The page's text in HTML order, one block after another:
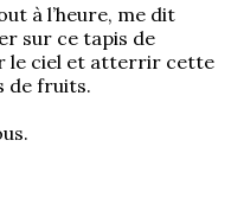
à l’heure, me dit
sur ce tapis de
le ciel et atterrir cette
de fruits.